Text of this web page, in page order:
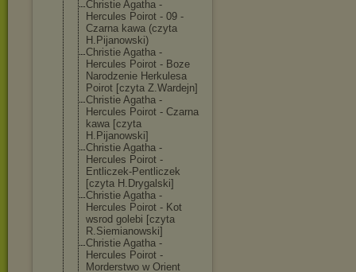
Christie Agatha -
Hercules Poirot - 09 -
Czarna kawa (czyta
H.Pijanowski)
Christie Agatha -
Hercules Poirot - Boze
Narodzenie Herkulesa
Poirot [czyta Z.Wardejn]
Christie Agatha -
Hercules Poirot - Czarna
kawa [czyta
H.Pijanowski]
Christie Agatha -
Hercules Poirot -
Entliczek-Pent liczek
[czyta H.Drygalski]
Christie Agatha -
Hercules Poirot - Kot
wsrod golebi [czyta
R.Siemianowski]
Christie Agatha -
Hercules Poirot -
Morderstwo w Orient